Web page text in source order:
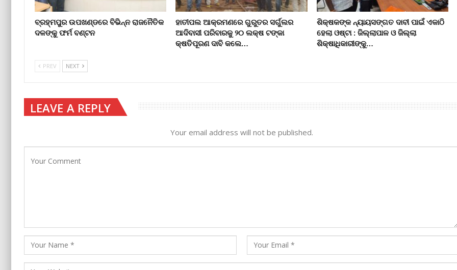
ବ୍ରହ୍ମପୁର ଉପଖଣ୍ଡରେ ବିଭିନ୍ନ ରାଜନୈତିକ
ଦଳଙ୍କୁ ଫର୍ମ ବଣ୍ଟନ
ହାତୀପଲ ଆକ୍ରମଣରେ ଗୁରୁତର ସର୍ଗୁଲର
ଆଦିବାସୀ ପରିବାରକୁ ୨୦ ଲକ୍ଷ ଟଙ୍କା
କ୍ଷତିପୂରଣ ଦାବି କଲେ…
ଶିକ୍ଷକଙ୍କ ନ୍ୟାୟସଙ୍ଗତ ଦାବୀ ପାଇଁ ଏକାଠି
ହେଲା ଓଷ୍ଟା : ଜିଲ୍ଲାପାଳ ଓ ଜିଲ୍ଲା
ଶିକ୍ଷାଧିକାରୀଙ୍କୁ…
PREV NEXT
LEAVE A REPLY
Your email address will not be published.